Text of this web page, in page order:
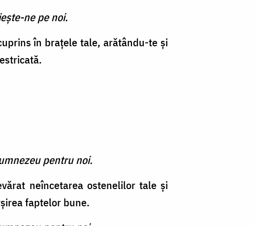
ne pe noi.
în braţele tale, arătându-te şi
pentru noi.
neîncetarea ostenelilor tale şi
faptelor bune.